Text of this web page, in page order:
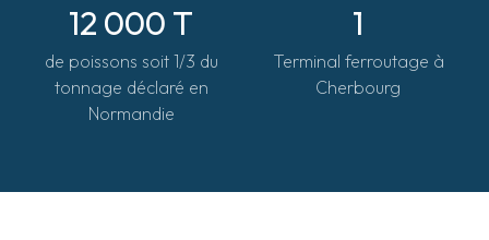
12 000 T
de poissons soit 1/3 du
tonnage déclaré en
Normandie
1
Terminal ferroutage à
Cherbourg